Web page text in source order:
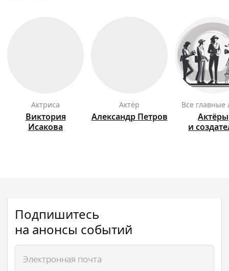
актриса
Виктория
Исакова
актёр
Александр Петров
Все
Актёры
и
Подпишитесь
на анонсы событий